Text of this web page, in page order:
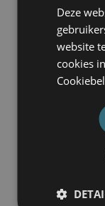
Deze
website
cookies